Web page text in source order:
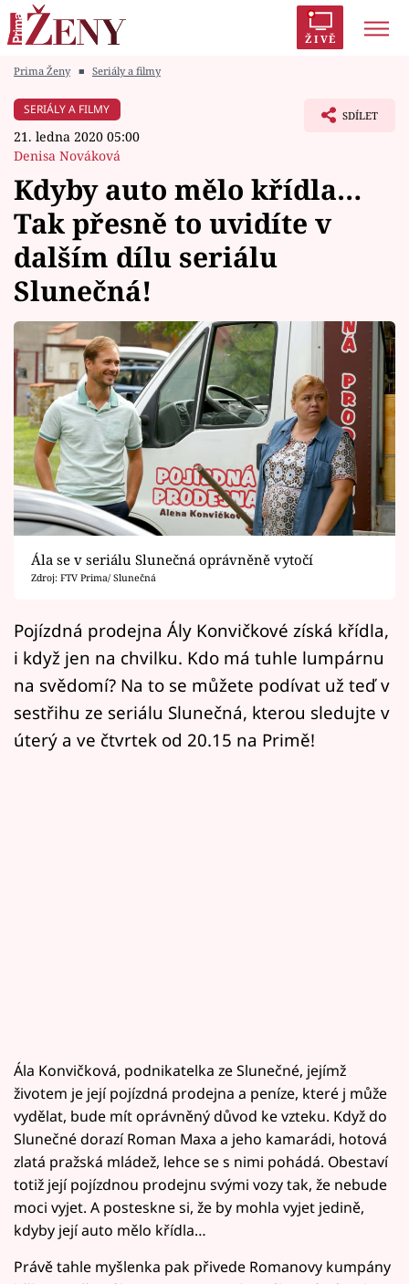
ŽIVĚ
Módní alarm
Témata
Celebrity
Vztahy
Seriály
Horoskopy
Sledujte prima+
Filmový festival Karlovy Vary
Pořady
Přihlášení
Sledujte nás
Prima Ženy ■ Seriály a filmy
SERIÁLY A FILMY
21. ledna 2020 05:00
Denisa Nováková
SDÍLET
Kdyby auto mělo křídla…
Tak přesně to uvidíte v
dalším dílu seriálu
Slunečná!
Ála se v seriálu Slunečná oprávněně vytočí
Zdroj: FTV Prima/ Slunečná
Pojízdná prodejna Ály Konvičkové získá křídla,
i když jen na chvilku. Kdo má tuhle lumpárnu
na svědomí? Na to se můžete podívat už teď v
sestřihu ze seriálu Slunečná, kterou sledujte v
úterý a ve čtvrtek od 20.15 na Primě!
Ála Konvičková, podnikatelka ze Slunečné, jejímž
životem je její pojízdná prodejna a peníze, které j může
vydělat, bude mít oprávněný důvod ke vzteku. Když do
Slunečné dorazí Roman Maxa a jeho kamarádi, hotová
zlatá pražská mládež, lehce se s nimi pohádá. Obestaví
totiž její pojízdnou prodejnu svými vozy tak, že nebude
moci vyjet. A posteskne si, že by mohla vyjet jedině,
kdyby její auto mělo křídla…
Právě tahle myšlenka pak přivede Romanovy kumpány